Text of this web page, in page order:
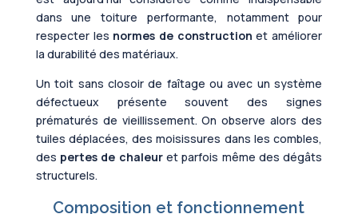
dans une toiture performante, notamment pour
respecter les normes de construction et améliorer
la durabilité des matériaux.
Un toit sans closoir de faîtage ou avec un système
défectueux présente souvent des signes
prématurés de vieillissement. On observe alors des
tuiles déplacées, des moisissures dans les combles,
des pertes de chaleuret parfois même des dégâts
structurels.
Composition et fonctionnement